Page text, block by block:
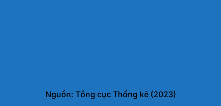
Nguồn: Tổng cục Thống kê (2023)